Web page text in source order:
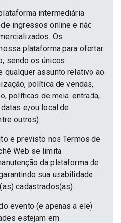
intermediária
ingressos online e não
Os
plataforma para ofertar
sendo os únicos
qualquer assunto relativo ao
política de vendas,
políticas de meia-entrada,
e/ou local de
outros).
e previsto nos Termos de
Web se limita
da plataforma de
sua usabilidade
cadastrados(as).
evento (e apenas a ele)
estejam em